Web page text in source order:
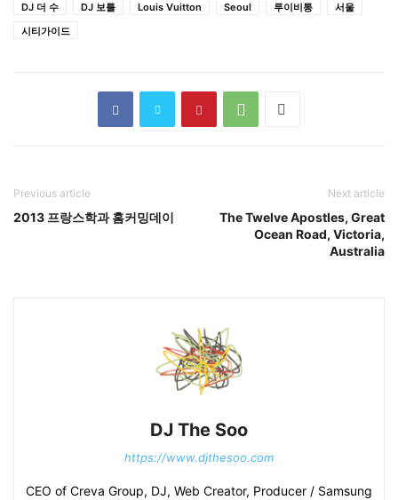
DJ 더 수
DJ 보틀 Louis Vuitton Seoul 루이비통
서울
시티가이드
Previous article
2013 프랑스학과 홈커밍데이
Next article
The Twelve Apostles, Great
Ocean Road, Victoria,
Australia
DJ The Soo
https://www.djthesoo.com
CEO of Creva Group, DJ, Web Creator, Producer / Samsung